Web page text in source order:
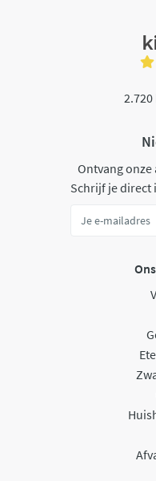
Ontvang onze
Schrijf je direct